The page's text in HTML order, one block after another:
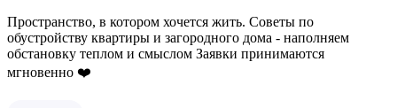
Пространство, в котором хочется жить. Советы по
обустройству квартиры и загородного дома - наполняем
обстановку теплом и смыслом Заявки принимаются
мгновенно ❤️